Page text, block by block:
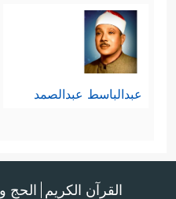
عبدالباسط عبدالصمد
القرآن الكريم الحج